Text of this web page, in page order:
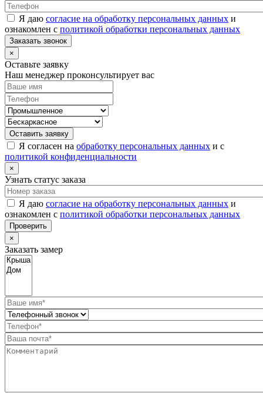
Я даю согласие на обработку персональных данных и
ознакомлен с политикой обработки персональных данных
Заказать звонок
×
Оставьте заявку
Наш менеджер проконсультирует вас
Оставить заявку
Я согласен на обработку персональных данных и с
политикой конфиденциальности
×
Узнать статус заказа
Я даю согласие на обработку персональных данных и
ознакомлен с политикой обработки персональных данных
Проверить
×
Заказать замер